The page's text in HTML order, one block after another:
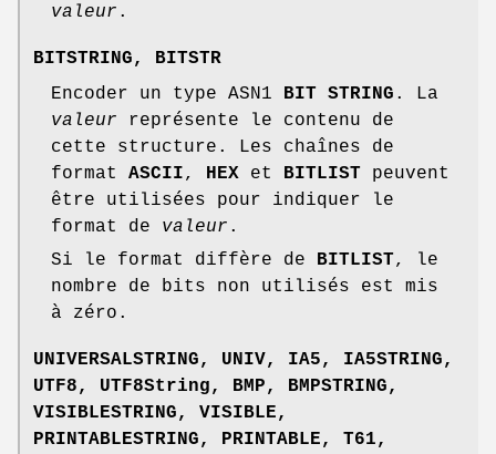
valeur .
BITSTRING ,
BITSTR
Encoder un type ASN1
BIT STRING . La
valeur représente le contenu de
cette structure. Les chaînes de
format ASCII, HEX et BITLIST peuvent
être utilisées pour indiquer le
format de valeur .
Si le format diffère de
BITLIST, le
nombre de bits non utilisés est mis
à zéro.
UNIVERSALSTRING , UNIV, IA5 , IA5STRING ,
UTF8 , UTF8String , BMP , BMPSTRING ,
VISIBLESTRING , VISIBLE ,
PRINTABLESTRING , PRINTABLE , T61 ,